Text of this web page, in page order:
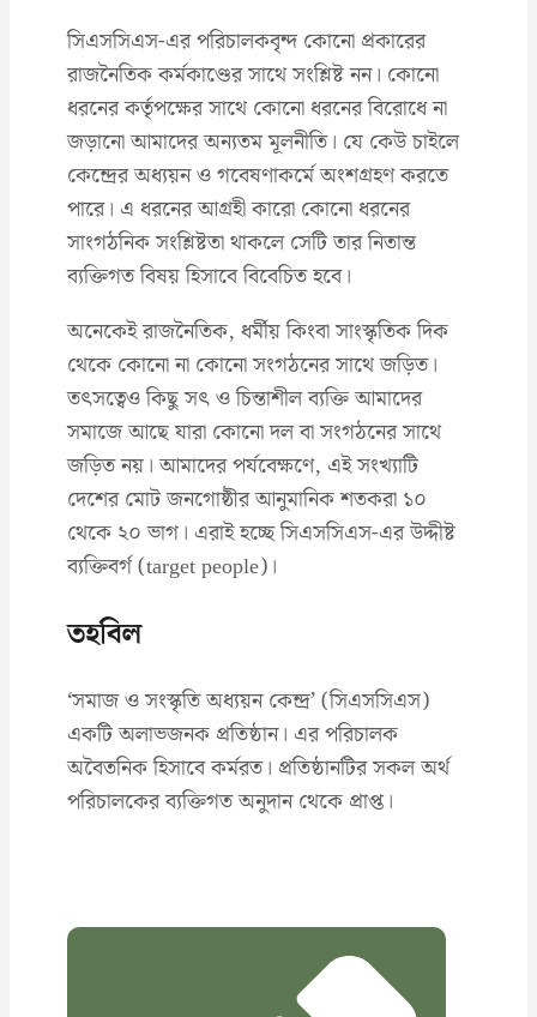
সিএসসিএস-এর পরিচালকবৃন্দ কোনো প্রকারের
রাজনৈতিক কর্মকাণ্ডের সাথে সংশ্লিষ্ট নন। কোনো
ধরনের কর্তৃপক্ষের সাথে কোনো ধরনের বিরোধে না
জড়ানো আমাদের অন্যতম মূলনীতি। যে কেউ চাইলে
কেন্দ্রের অধ্যয়ন ও গবেষণাকর্মে অংশগ্রহণ করতে
পারে। এ ধরনের আগ্রহী কারো কোনো ধরনের
সাংগঠনিক সংশ্লিষ্টতা থাকলে সেটি তার নিতান্ত
ব্যক্তিগত বিষয় হিসাবে বিবেচিত হবে।
অনেকেই রাজনৈতিক, ধর্মীয় কিংবা সাংস্কৃতিক দিক
থেকে কোনো না কোনো সংগঠনের সাথে জড়িত।
তৎসত্বেও কিছু সৎ ও চিন্তাশীল ব্যক্তি আমাদের
সমাজে আছে যারা কোনো দল বা সংগঠনের সাথে
জড়িত নয়। আমাদের পর্যবেক্ষণে, এই সংখ্যাটি
দেশের মোট জনগোষ্ঠীর আনুমানিক শতকরা ১০
থেকে ২০ ভাগ। এরাই হচ্ছে সিএসসিএস-এর উদ্দীষ্ট
ব্যক্তিবর্গ (target people)।
তহবিল
‘সমাজ ও সংস্কৃতি অধ্যয়ন কেন্দ্র’ (সিএসসিএস)
একটি অলাভজনক প্রতিষ্ঠান। এর পরিচালক
অবৈতনিক হিসাবে কর্মরত। প্রতিষ্ঠানটির সকল অর্থ
পরিচালকের ব্যক্তিগত অনুদান থেকে প্রাপ্ত।